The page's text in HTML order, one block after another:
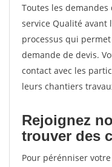
Toutes les
service Qualité avant
processus qui
demande de devis.
contact avec les
leurs chantiers
Rejoignez
trouver des
Pour pérénniser